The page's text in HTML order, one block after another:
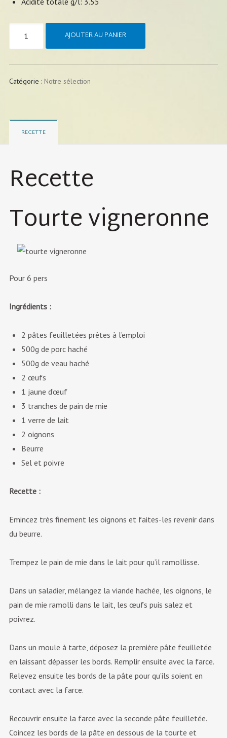
AJOUTER AU PANIER
Catégorie : Notre sélection
RECETTE
Recette
Tourte vigneronne
Pour 6 pers
Ingrédients :
2 pâtes feuilletées prêtes à l’emploi
500g de porc haché
500g de veau haché
2 œufs
1 jaune d’œuf
3 tranches de pain de mie
1 verre de lait
2 oignons
Beurre
Sel et poivre
Recette :
Emincez très finement les oignons et faites-les revenir dans
du beurre.
Trempez le pain de mie dans le lait pour qu’il ramollisse.
Dans un saladier, mélangez la viande hachée, les oignons, le
pain de mie ramolli dans le lait, les œufs puis salez et
poivrez.
Dans un moule à tarte, déposez la première pâte feuilletée
en laissant dépasser les bords. Remplir ensuite avec la farce.
Relevez ensuite les bords de la pâte pour qu’ils soient en
contact avec la farce.
Recouvrir ensuite la farce avec la seconde pâte feuilletée.
Coincez les bords de la pâte en dessous de la tourte et